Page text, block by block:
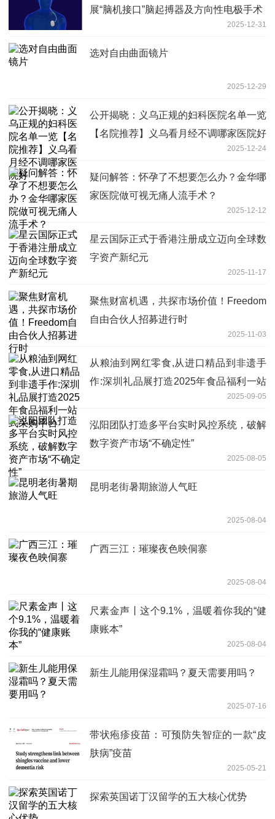
展“脑机接口”脑起搏器及方向性电极手术
2025-12-31
选对自由曲面镜片
2025-12-29
公开揭晓：义乌正规的妇科医院名单一览
【名院推荐】义乌看月经不调哪家医院好
2025-12-24
疑问解答：怀孕了不想要怎么办？金华哪
家医院做可视无痛人流手术？
2025-12-12
星云国际正式于香港注册成立迈向全球数
字资产新纪元
2025-11-17
聚焦财富机遇，共探市场价值！Freedom
自由合伙人招募进行时
2025-11-03
从粮油到网红零食,从进口精品到非遗手
作:深圳礼品展打造2025年食品福利一站
2025-09-05
泓阳团队打造多平台实时风控系统，破解
数字资产市场“不确定性”
2025-08-05
昆明老街暑期旅游人气旺
2025-08-04
广西三江：璀璨夜色映侗寨
2025-08-04
尺素金声丨这个9.1%，温暖着你我的“健
康账本”
2025-08-04
新生儿能用保湿霜吗？夏天需要用吗？
2025-07-16
带状疱疹疫苗：可预防失智症的一款“皮
肤病”疫苗
2025-05-21
探索英国诺丁汉留学的五大核心优势